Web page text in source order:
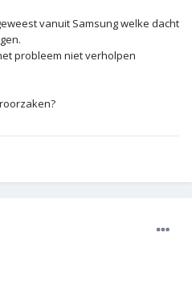
vanuit Samsung welke dacht
probleem niet verholpen